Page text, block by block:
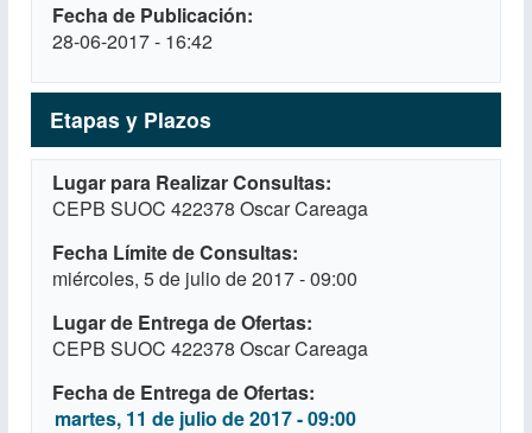
Fecha de Publicación
28-06-2017 - 16:42
Etapas y Plazos
Lugar para Realizar Consultas
CEPB SUOC 422378 Oscar Careaga
Fecha Límite de Consultas
miércoles, 5 de julio de 2017 - 09:00
Lugar de Entrega de Ofertas
CEPB SUOC 422378 Oscar Careaga
Fecha de Entrega de Ofertas
martes, 11 de julio de 2017 - 09:00